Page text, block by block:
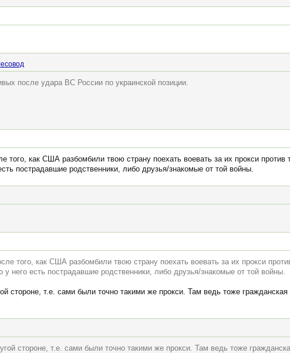
после удара ВС России по украинской позиции.
того, как США разбомбили твою страну поехать воевать за их прокси против
пострадавшие родственники, либо друзья/знакомые от той войны.
того, как США разбомбили твою страну поехать воевать за их прокси
него есть пострадавшие родственники, либо друзья/знакомые от той войны.
стороне, т.е. сами были точно такими же прокси. Там ведь тоже
стороне, т.е. сами были точно такими же прокси. Там ведь тоже